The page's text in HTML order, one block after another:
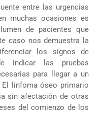
entre las urgencias
muchas ocasiones es
de pacientes que
caso nos demuestra la
los signos de
indicar las pruebas
para llegar a un
linfoma óseo primario
sin afectación de otras
del comienzo de los